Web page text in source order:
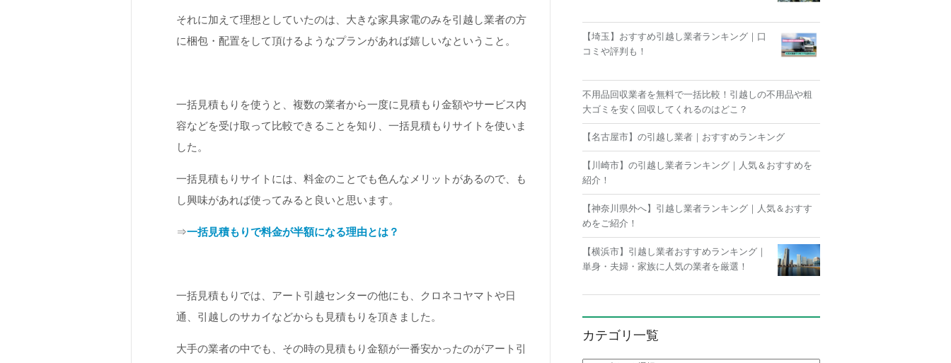
それに加えて理想としていたのは、大きな家具家電のみを引越し業者の方
に梱包・配置をして頂けるようなプランがあれば嬉しいなということ。
一括見積もりを使うと、複数の業者から一度に見積もり金額やサービス内
容などを受け取って比較できることを知り、一括見積もりサイトを使いま
した。
一括見積もりサイトには、料金のことでも色んなメリットがあるので、も
し興味があれば使ってみると良いと思います。
⇒一括見積もりで料金が半額になる理由とは？
一括見積もりでは、アート引越センターの他にも、クロネコヤマトや日
通、引越しのサカイなどからも見積もりを頂きました。
大手の業者の中でも、その時の見積もり金額が一番安かったのがアート引
【埼玉】おすすめ引越し業者ランキング｜口
コミや評判も！
不用品回収業者を無料で一括比較！引越しの不用品や粗
大ゴミを安く回収してくれるのはどこ？
【名古屋市】の引越し業者｜おすすめランキング
【川崎市】の引越し業者ランキング｜人気＆おすすめを
紹介！
【神奈川県外へ】引越し業者ランキング｜人気＆おすす
めをご紹介！
【横浜市】引越し業者おすすめランキング｜
単身・夫婦・家族に人気の業者を厳選！
カテゴリ一覧